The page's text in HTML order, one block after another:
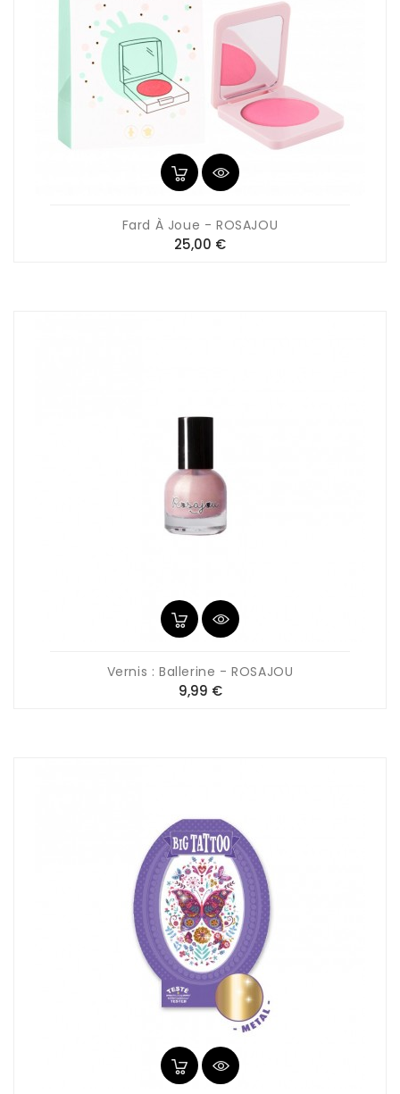
Fard À Joue - ROSAJOU
25,00 €Prix
Vernis : Ballerine - ROSAJOU
9,99 €Prix